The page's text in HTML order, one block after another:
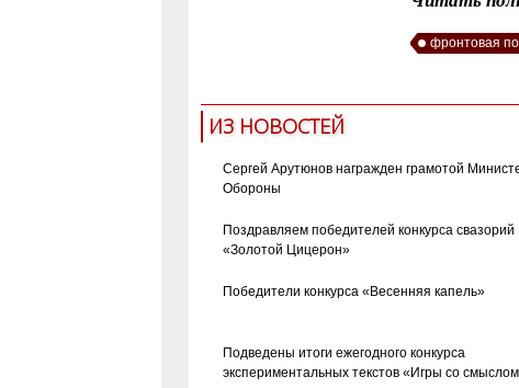
фронтовая
ИЗ НОВОСТЕЙ
Сергей Арутюнов награжден грамотой
Обороны
Поздравляем победителей конкурса свазорий
«Золотой Цицерон»
Победители конкурса «Весенняя капель»
Подведены итоги ежегодного конкурса
экспериментальных текстов «Игры со